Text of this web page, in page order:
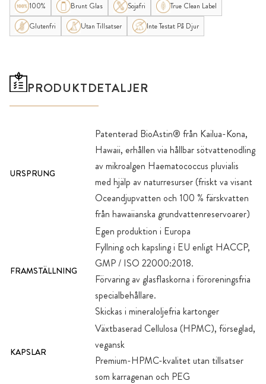
100%
Brunt Glas Sojafri
True Clean Label
Glutenfri
Utan Tillsatser Inte Testat På Djur
PRODUKTDETALJER
URSPRUNG
Patenterad BioAstin® från Kailua-Kona,
Hawaii, erhållen via hållbar sötvattenodling
av mikroalgen Haematococcus pluvialis
med hjälp av naturresurser (friskt va visant
Oceandjupvatten och 100 % färskvatten
från hawaiianska grundvattenreservoarer)
FRAMSTÄLLNING
Egen produktion i Europa
Fyllning och kapsling i EU enligt HACCP,
GMP / ISO 22000:2018.
Förvaring av glasflaskorna i föroreningsfria
specialbehållare.
Skickas i mineraloljefria kartonger
KAPSLAR
Växtbaserad Cellulosa (HPMC), förseglad,
vegansk
Premium-HPMC-kvalitet utan tillsatser
som karragenan och PEG